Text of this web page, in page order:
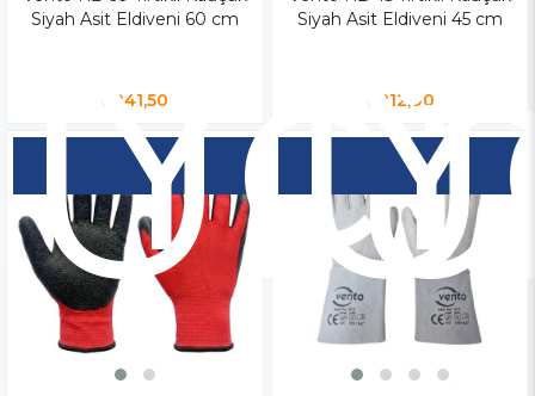
Siyah Asit Eldiveni 60 cm
₺241,50
Siyah Asit Eldiveni 45 cm
₺212,00